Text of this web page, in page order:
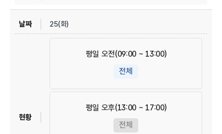
25(화)
평일 오전(09:00 ~ 13:00)
전체
평일 오후(13:00 ~ 17:00)
전체